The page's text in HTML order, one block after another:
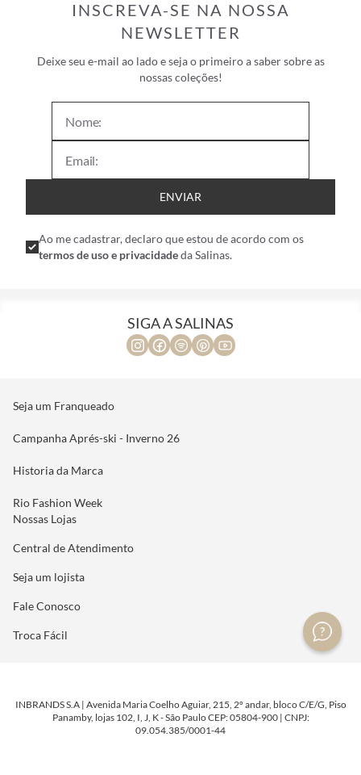
INSCREVA-SE NA NOSSA
NEWSLETTER
Deixe seu e-mail ao lado e seja o primeiro a saber sobre as
nossas coleções!
ENVIAR
Ao me cadastrar, declaro que estou de acordo com os
termos de uso e privacidadeda Salinas.
SIGA A SALINAS
Seja um Franqueado
Campanha Aprés-ski - Inverno 26
Historia da Marca
Rio Fashion Week
Nossas Lojas
Central de Atendimento
Seja um lojista
Fale Conosco
Troca Fácil
INBRANDS S.A | Avenida Maria Coelho Aguiar, 215, 2º andar, bloco C/E/G, Piso
Panamby, lojas 102, I, J, K - São Paulo CEP: 05804-900 | CNPJ:
09.054.385/0001-44